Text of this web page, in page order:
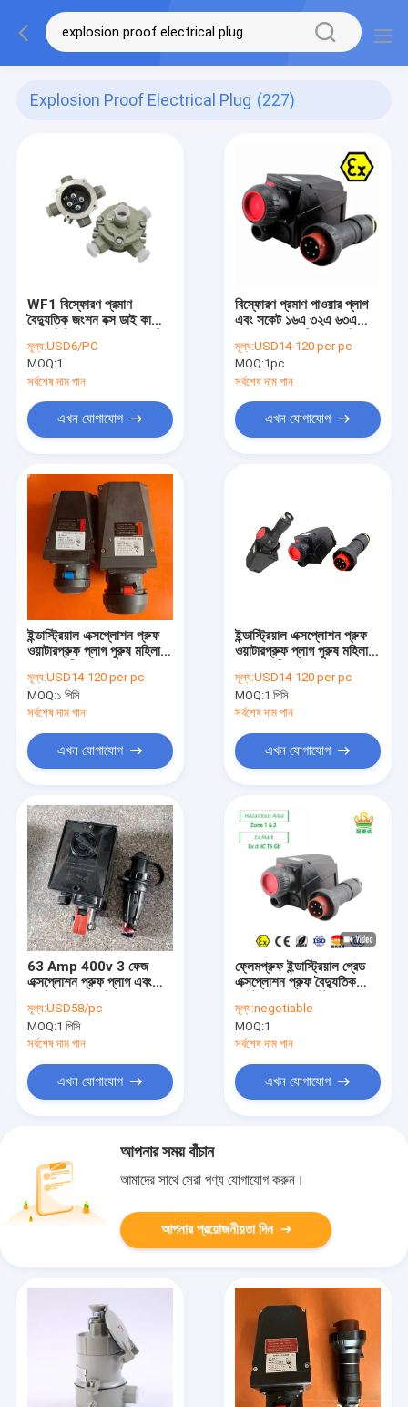
Explosion Proof Electrical Plug (227)
WF1 বিস্ফোরণ প্রমাণ
বৈদ্যুতিক জংশন বক্স ডাই কাস্টিং
দিগন্ত
মূল্য:USD6/PC
MOQ:1
সর্বশেষ দাম পান
এখন যোগাযোগ
বিস্ফোরণ প্রমাণ পাওয়ার প্লাগ
এবং সকেট ১৬এ ৩২এ ৬৩এ
মূল্য:USD14-120 per pc
MOQ:1pc
সর্বশেষ দাম পান
এখন যোগাযোগ
ইন্ডাস্ট্রিয়াল এক্সপ্লোশন প্রুফ
ওয়াটারপ্রুফ প্লাগ পুরুষ মহিলা
প্লাগ এবং সকেট
মূল্য:USD14-120 per pc
MOQ:১ পিসি
সর্বশেষ দাম পান
এখন যোগাযোগ
ইন্ডাস্ট্রিয়াল এক্সপ্লোশন প্রুফ
ওয়াটারপ্রুফ প্লাগ পুরুষ মহিলা
প্লাগ এবং সকেট
মূল্য:USD14-120 per pc
MOQ:1 পিসি
সর্বশেষ দাম পান
এখন যোগাযোগ
63 Amp 400v 3 ফেজ
এক্সপ্লোশন প্রুফ প্লাগ এবং
মূল্য:USD58/pc
MOQ:1 পিসি
সর্বশেষ দাম পান
এখন যোগাযোগ
ফ্লেমপ্রুফ ইন্ডাস্ট্রিয়াল গ্রেড
এক্সপ্লোশন প্রুফ বৈদ্যুতিক
জিআরপি
মূল্য:negotiable
MOQ:1
সর্বশেষ দাম পান
এখন যোগাযোগ
আপনার সময় বাঁচান
আমাদের সাথে সেরা পণ্য যোগাযোগ করুন।
আপনার প্রয়োজনীয়তা দিন